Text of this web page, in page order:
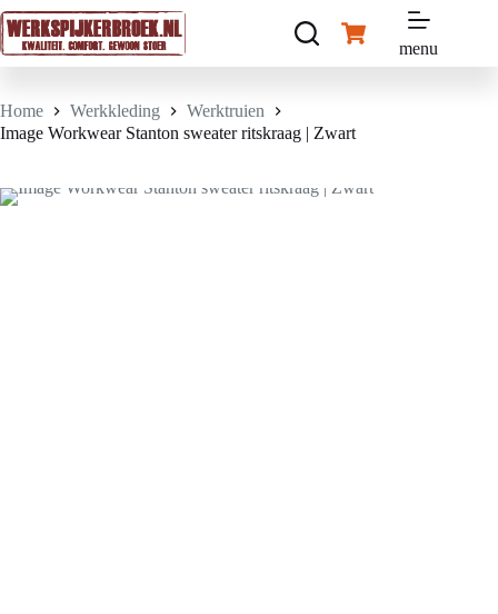
Ga
naar
de
inhoud
Winkelwagen
menu
Home Werkkleding
Werktruien
Image Workwear Stanton sweater ritskraag | Zwart